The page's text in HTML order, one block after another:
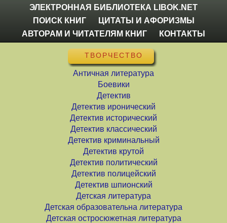
ЭЛЕКТРОННАЯ БИБЛИОТЕКА LIBOK.NET
ПОИСК КНИГ
ЦИТАТЫ И АФОРИЗМЫ
АВТОРАМ И ЧИТАТЕЛЯМ КНИГ
КОНТАКТЫ
ТВОРЧЕСТВО
Античная литература
Боевики
Детектив
Детектив иронический
Детектив исторический
Детектив классический
Детектив криминальный
Детектив крутой
Детектив политический
Детектив полицейский
Детектив шпионский
Детская литература
Детская образовательна литература
Детская остросюжетная литература